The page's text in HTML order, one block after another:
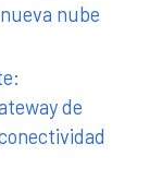
nube
de